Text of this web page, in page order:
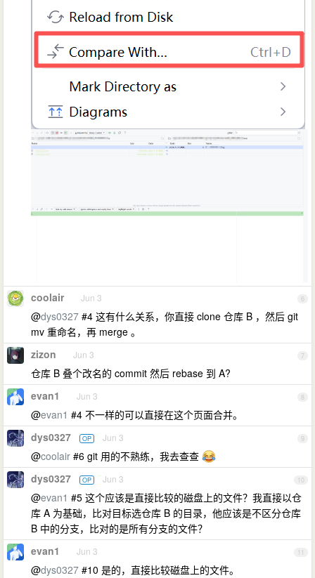
6
coolair Jun 3
@dys0327 #4 这有什么关系，你直接 clone 仓库 B ，然后 git
mv 重命名，再 merge 。
7
zizon Jun 3
仓库 B 叠个改名的 commit 然后 rebase 到 A?
8
evan1 Jun 3
@evan1 #4 不一样的可以直接在这个页面合并。
9
dys0327 OP Jun 3
@coolair #6 git 用的不熟练，我去查查
10
dys0327 OP Jun 3
@evan1 #5 这个应该是直接比较的磁盘上的文件？我直接以仓
库 A 为基础，比对目标选仓库 B 的目录，他应该是不区分仓库
B 中的分支，比对的是所有分支的文件？
11
evan1 Jun 3
@dys0327 #10 是的，直接比较磁盘上的文件。